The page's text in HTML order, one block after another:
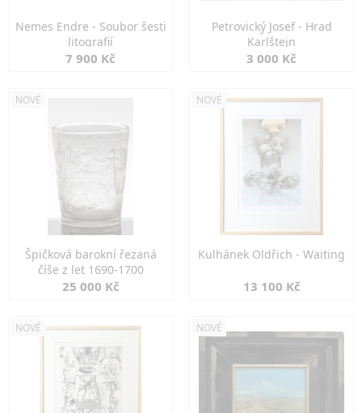
Nemes Endre - Soubor šesti
litografií
7 900 Kč
Petrovický Josef - Hrad
Karlštejn
3 000 Kč
NOVÉ
Špičková barokní řezaná
číše z let 1690-1700
25 000 Kč
NOVÉ
Kulhánek Oldřich - Waiting
13 100 Kč
NOVÉ NOVÉ